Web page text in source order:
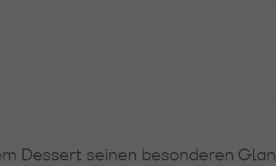
Dessert seinen besonderen